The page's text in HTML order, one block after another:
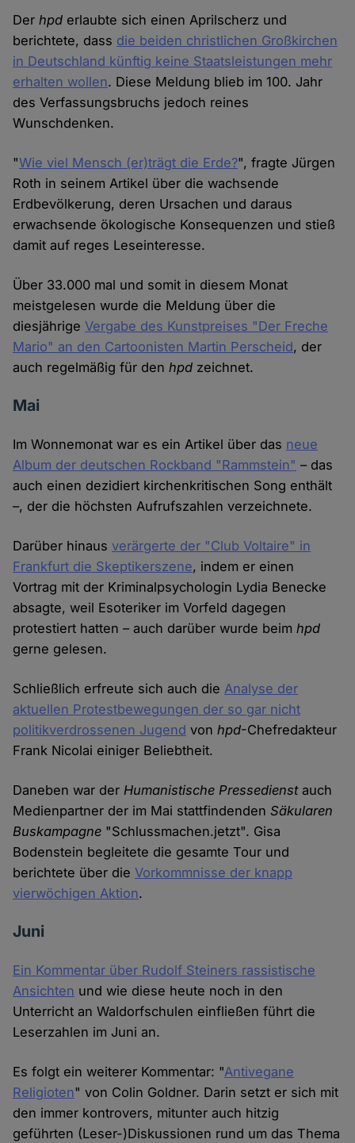
Derhpd erlaubte sich einen Aprilscherz und
berichtete, dass die beiden christlichen Großkirchen
in Deutschland künftig keine Staatsleistungen mehr
erhalten wollen. Diese Meldung blieb im 100. Jahr
des Verfassungsbruchs jedoch reines
Wunschdenken.
"Wie viel Mensch (er)trägt die Erde?", fragte Jürgen
Roth in seinem Artikel über die wachsende
Erdbevölkerung, deren Ursachen und daraus
erwachsende ökologische Konsequenzen und stieß
damit auf reges Leseinteresse.
Über 33.000 mal und somit in diesem Monat
meistgelesen wurde die Meldung über die
diesjährigeVergabe des Kunstpreises "Der Freche
Mario" an den Cartoonisten Martin Perscheid, der
auch regelmäßig für denhpd zeichnet.
Mai
Im Wonnemonat war es ein Artikel über das neue
Album der deutschen Rockband "Rammstein" – das
auch einen dezidiert kirchenkritischen Song enthält
–, der die höchsten Aufrufszahlen verzeichnete.
Darüber hinausverärgerte der "Club Voltaire" in
Frankfurt die Skeptikerszene, indem er einen
Vortrag mit der Kriminalpsychologin Lydia Benecke
absagte, weil Esoteriker im Vorfeld dagegen
protestiert hatten – auch darüber wurde beimhpd
gerne gelesen.
Schließlich erfreute sich auch dieAnalyse der
aktuellen Protestbewegungen der so gar nicht
politikverdrossenen Jugend vonhpd-Chefredakteur
Frank Nicolai einiger Beliebtheit.
Daneben war derHumanistische Pressedienstauch
Medienpartner der im Mai stattfindendenSäkularen
Buskampagne "Schlussmachen.jetzt". Gisa
Bodenstein begleitete die gesamte Tour und
berichtete über dieVorkommnisse der knapp
vierwöchigen Aktion.
Juni
Ein Kommentar über Rudolf Steiners rassistische
Ansichten und wie diese heute noch in den
Unterricht an Waldorfschulen einfließen führt die
Leserzahlen im Juni an.
Es folgt ein weiterer Kommentar: "Antivegane
Religioten" von Colin Goldner. Darin setzt er sich mit
den immer kontrovers, mitunter auch hitzig
geführten (Leser-)Diskussionen rund um das Thema